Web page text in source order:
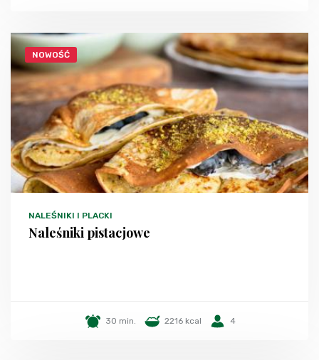
NOWOŚĆ
NALEŚNIKI I PLACKI
Naleśniki pistacjowe
30 min. 2216 kcal 4